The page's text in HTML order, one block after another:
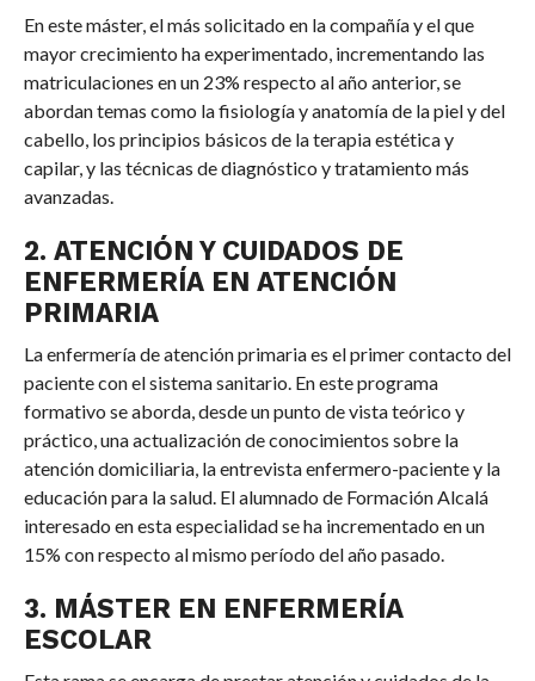
En este máster, el más solicitado en la compañía y el que
mayor crecimiento ha experimentado, incrementando las
matriculaciones en un 23% respecto al año anterior, se
abordan temas como la fisiología y anatomía de la piel y del
cabello, los principios básicos de la terapia estética y
capilar, y las técnicas de diagnóstico y tratamiento más
avanzadas.
2. ATENCIÓN Y CUIDADOS DE
ENFERMERÍA EN ATENCIÓN
PRIMARIA
La enfermería de atención primaria es el primer contacto del
paciente con el sistema sanitario. En este programa
formativo se aborda, desde un punto de vista teórico y
práctico, una actualización de conocimientos sobre la
atención domiciliaria, la entrevista enfermero-paciente y la
educación para la salud. El alumnado de Formación Alcalá
interesado en esta especialidad se ha incrementado en un
15% con respecto al mismo período del año pasado.
3. MÁSTER EN ENFERMERÍA
ESCOLAR